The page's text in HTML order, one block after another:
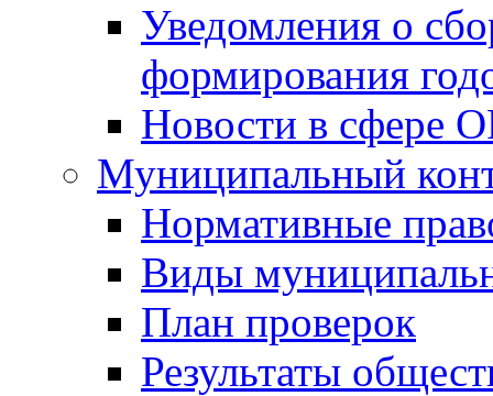
Уведомления о
формирования
Новости в сфере
Муниципальный
Нормативные
Виды
План проверок
Результаты